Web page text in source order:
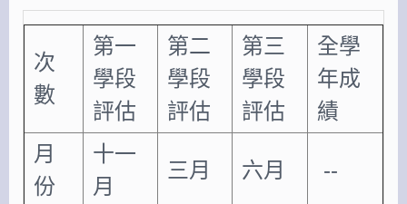
次
數
第一
學段
評估
第二
學段
評估
第三
學段
評估
全學
年成
績
月
份
十一
月
三月 六月 --